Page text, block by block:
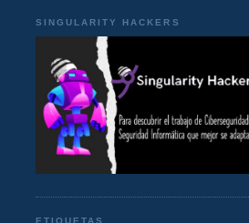
SINGULARITY HACKERS
ETIQUETAS